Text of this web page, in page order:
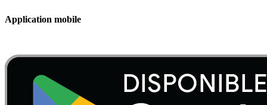
Application mobile